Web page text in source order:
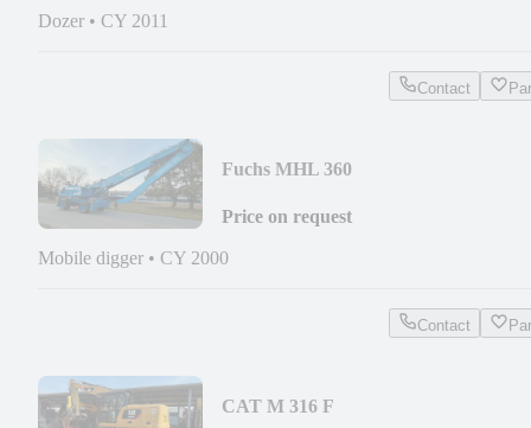
Dozer • CY 2011
Contact
Fuchs MHL 360
Price on request
Mobile digger • CY 2000
Contact
CAT M 316 F